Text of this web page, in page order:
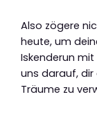
Also zögere
heute, um
Iskenderun mit
uns darauf, dir
Träume zu